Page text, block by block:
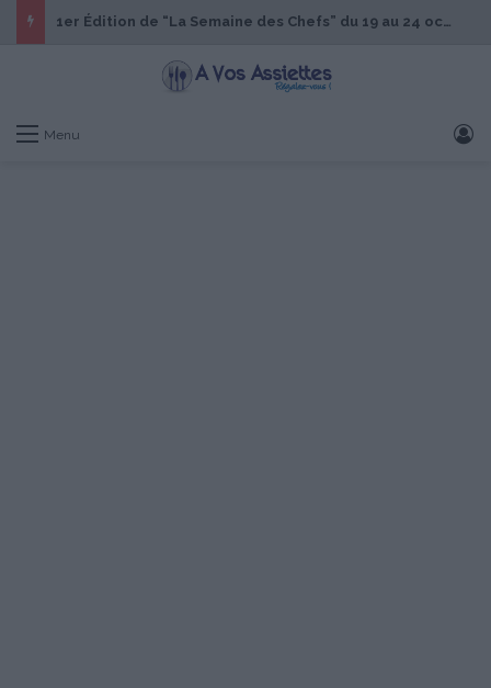
1er Édition de “La Semaine des Chefs” du 19 au 24 octobre 2026
Menu